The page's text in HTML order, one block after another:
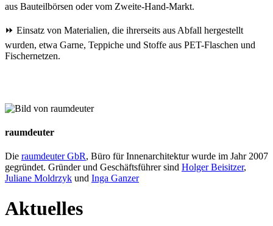
aus Bauteilbörsen oder vom Zweite-Hand-Markt.
⏩ Einsatz von Materialien, die ihrerseits aus Abfall hergestellt
wurden, etwa Garne, Teppiche und Stoffe aus PET-Flaschen und
Fischernetzen.
raumdeuter
Die raumdeuter GbR, Büro für Innenarchitektur wurde im Jahr 2007
gegründet. Gründer und Geschäftsführer sind Holger Beisitzer,
Juliane Moldrzyk und Inga Ganzer
Aktuelles